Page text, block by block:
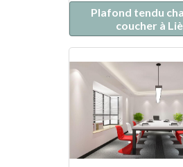
Plafond tendu
coucher à